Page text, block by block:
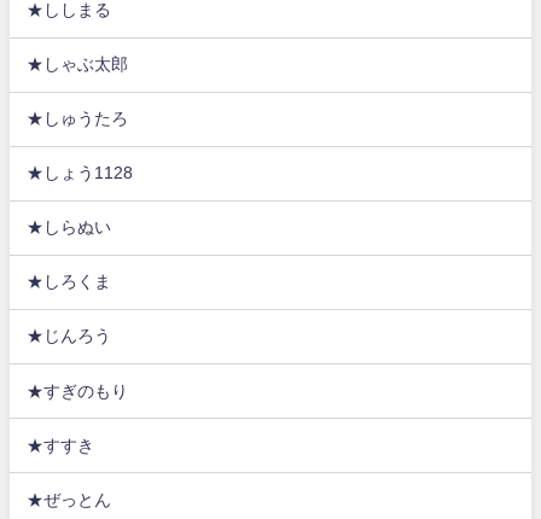
★ししまる
★しゃぶ太郎
★しゅうたろ
★しょう1128
★しらぬい
★しろくま
★じんろう
★すぎのもり
★すすき
★ぜっとん